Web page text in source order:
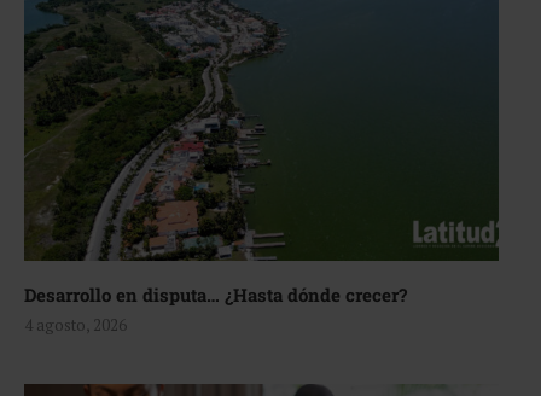
Desarrollo en disputa… ¿Hasta dónde crecer?
4 agosto, 2026